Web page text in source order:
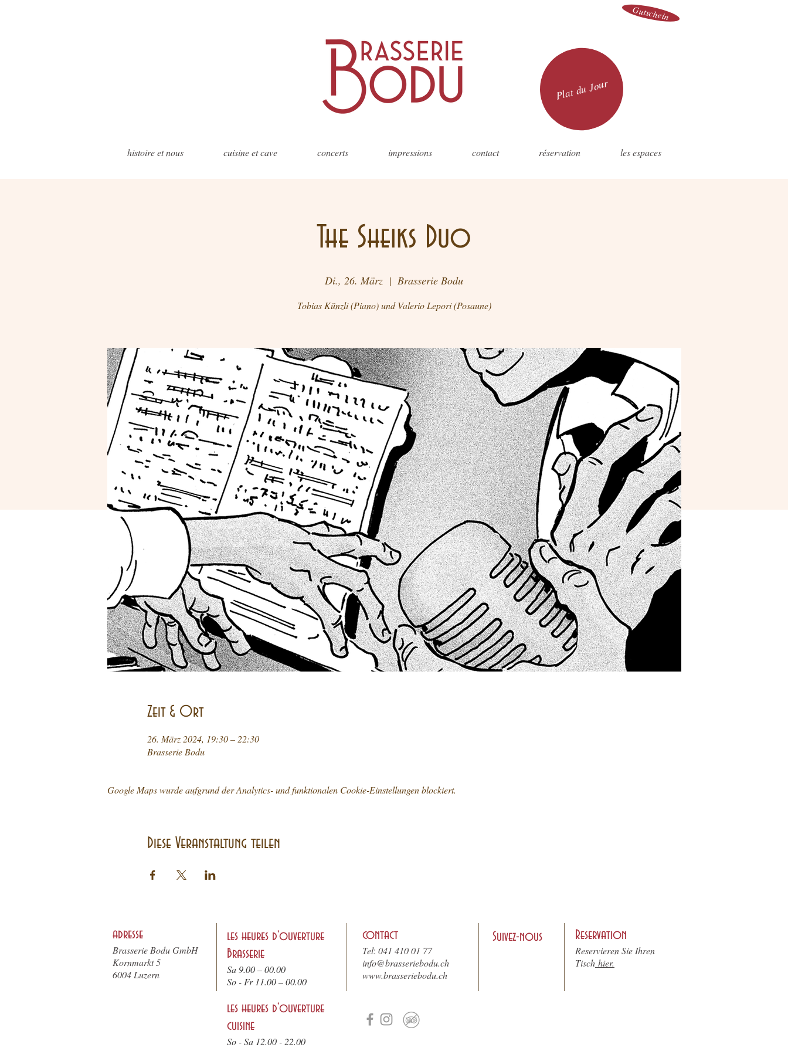
Plat du Jour
Gutschein
histoire et nous cuisine et cave concerts impressions contact réservation les espaces
The Sheiks Duo
Di., 26. März
  |
Brasserie Bodu
Tobias Künzli (Piano) und Valerio Lepori (Posaune)
Zeit & Ort
26. März 2024, 19:30 – 22:30
Brasserie Bodu
Google Maps wurde aufgrund der Analytics- und funktionalen Cookie-Einstellungen blockiert.
Diese Veranstaltung teilen
adresse
Brasserie Bodu GmbH
Kornmarkt 5
6004 Luzern
les heures d'ouverture
Brasserie
Sa 9.00 – 00.00
So - Fr 11.00 – 00.00
les heures d'ouverture
cuisine
So - Sa 12.00 - 22.00
contact
Tel: 041 410 01 77
info@brasseriebodu.ch
www.brasseriebodu.ch
Suivez-nous Reservation
Reservieren Sie Ihren
Tisch hier.